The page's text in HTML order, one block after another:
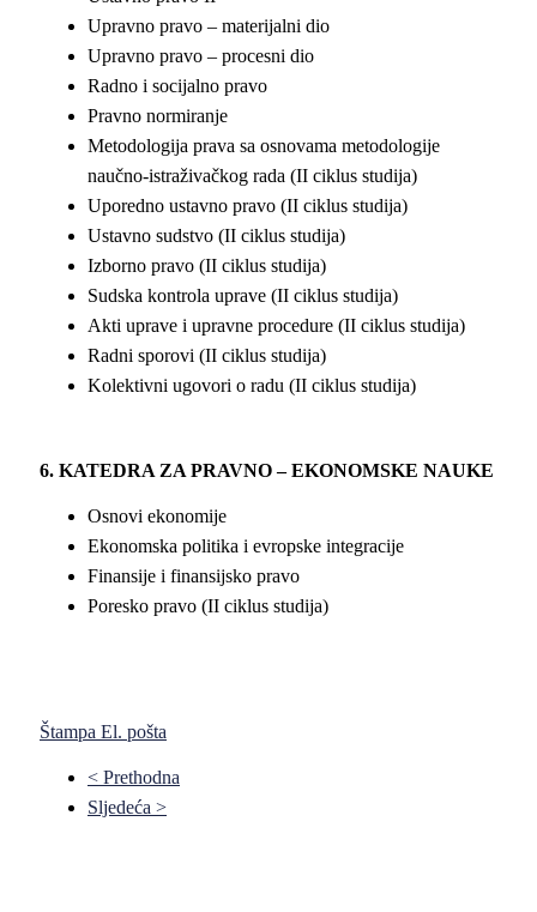
Upravno pravo – materijalni dio
Upravno pravo – procesni dio
Radno i socijalno pravo
Pravno normiranje
Metodologija prava sa osnovama metodologije
naučno-istraživačkog rada (II ciklus studija)
Uporedno ustavno pravo (II ciklus studija)
Ustavno sudstvo (II ciklus studija)
Izborno pravo (II ciklus studija)
Sudska kontrola uprave (II ciklus studija)
Akti uprave i upravne procedure (II ciklus studija)
Radni sporovi (II ciklus studija)
Kolektivni ugovori o radu (II ciklus studija)
6. KATEDRA ZA PRAVNO – EKONOMSKE NAUKE
Osnovi ekonomije
Ekonomska politika i evropske integracije
Finansije i finansijsko pravo
Poresko pravo (II ciklus studija)
Štampa El. pošta
< Prethodna
Sljedeća >